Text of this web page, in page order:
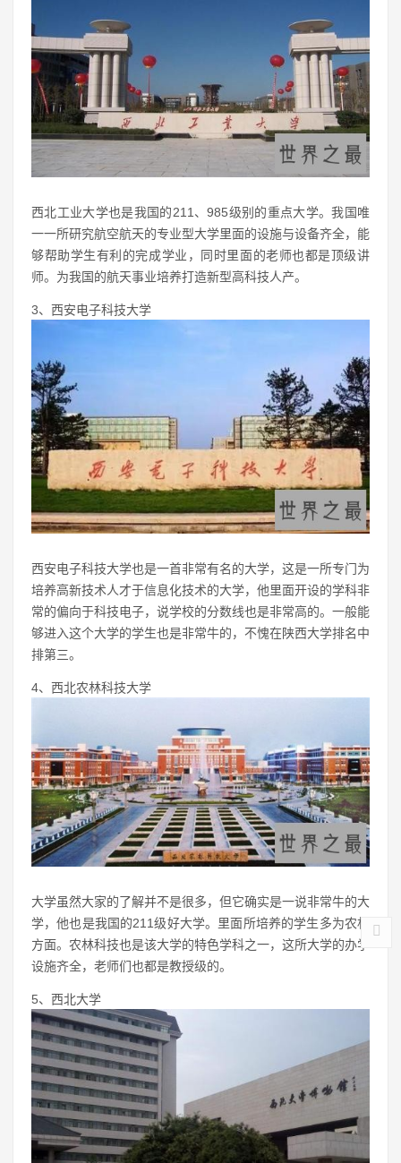
西北工业大学也是我国的211、985级别的重点大学。我国唯
一一所研究航空航天的专业型大学里面的设施与设备齐全，能
够帮助学生有利的完成学业，同时里面的老师也都是顶级讲
师。为我国的航天事业培养打造新型高科技人产。
3、西安电子科技大学
西安电子科技大学也是一首非常有名的大学，这是一所专门为
培养高新技术人才于信息化技术的大学，他里面开设的学科非
常的偏向于科技电子，说学校的分数线也是非常高的。一般能
够进入这个大学的学生也是非常牛的，不愧在陕西大学排名中
排第三。
4、西北农林科技大学
大学虽然大家的了解并不是很多，但它确实是一说非常牛的大
学，他也是我国的211级好大学。里面所培养的学生多为农林
方面。农林科技也是该大学的特色学科之一，这所大学的办学
设施齐全，老师们也都是教授级的。
5、西北大学